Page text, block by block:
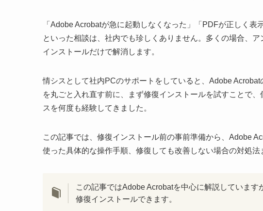
「Adobe Acrobatが急に起動しなくなった」「PDFが正しく表
といった相談は、社内でも珍しくありません。多くの場合、
インストールだけで解消します。
情シスとして社内PCのサポートをしていると、Adobe
を丸ごと入れ直す前に、まず修復インストールを試すことで
スを何度も経験してきました。
この記事では、修復インストール前の事前準備から、Adobe
使った具体的な操作手順、修復しても改善しない場合の対処法
この記事ではAdobe Acrobatを中心に解説していま
修復インストールできます。